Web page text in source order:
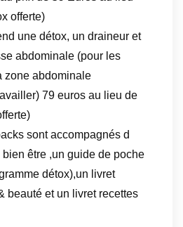
offerte)
une détox, un draineur et
abdominale (pour les
zone abdominale
79 euros au lieu de
sont accompagnés d
être ,un guide de poche
détox),un livret
beauté et un livret recettes